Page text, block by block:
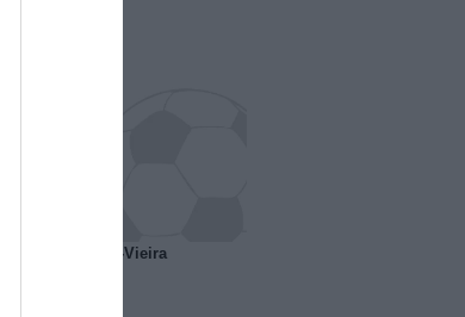
Davids-Vieira